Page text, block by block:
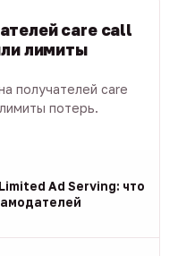
care call
лимиты
получателей care
потерь.
Ad Serving: что